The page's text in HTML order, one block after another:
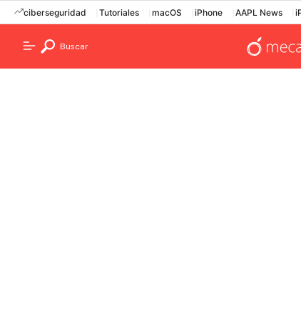
ciberseguridad Tutoriales macOS iPhone AAPL News
Buscar